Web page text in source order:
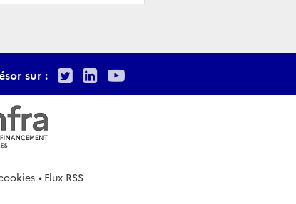
sur : TwitterLinkedIn
Youtube
Flux RSS